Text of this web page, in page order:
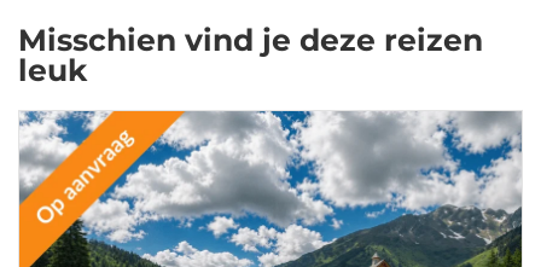
Misschien vind je deze reizen
leuk